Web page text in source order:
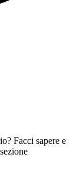
Facci sapere e